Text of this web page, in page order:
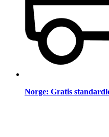
Norge: Gratis